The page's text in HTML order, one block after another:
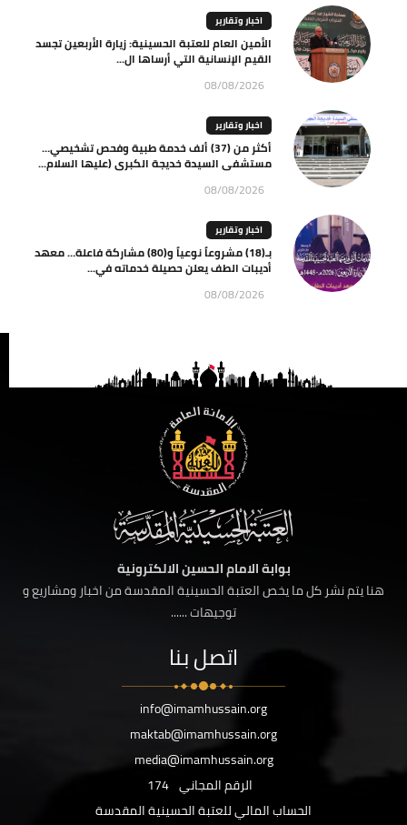
اخبار وتقارير
الأمين العام للعتبة الحسينية: زيارة الأربعين تجسد
القيم الإنسانية التي أرساها ال...
08/08/2026
اخبار وتقارير
أكثر من (37) ألف خدمة طبية وفحص تشخيصي…
مستشفى السيدة خديجة الكبرى (عليها السلام...
08/08/2026
اخبار وتقارير
بـ(18) مشروعاً نوعياً و(80) مشاركة فاعلة… معهد
أديبات الطف يعلن حصيلة خدماته في...
08/08/2026
بوابة الامام الحسين الالكترونية
هنا يتم نشر كل ما يخص العتبة الحسينية المقدسة من اخبار ومشاريع و
توجيهات ......
اتصل بنا
info@imamhussain.org
maktab@imamhussain.org
media@imamhussain.org
الرقم المجاني 174
الحساب المالي للعتبة الحسينية المقدسة